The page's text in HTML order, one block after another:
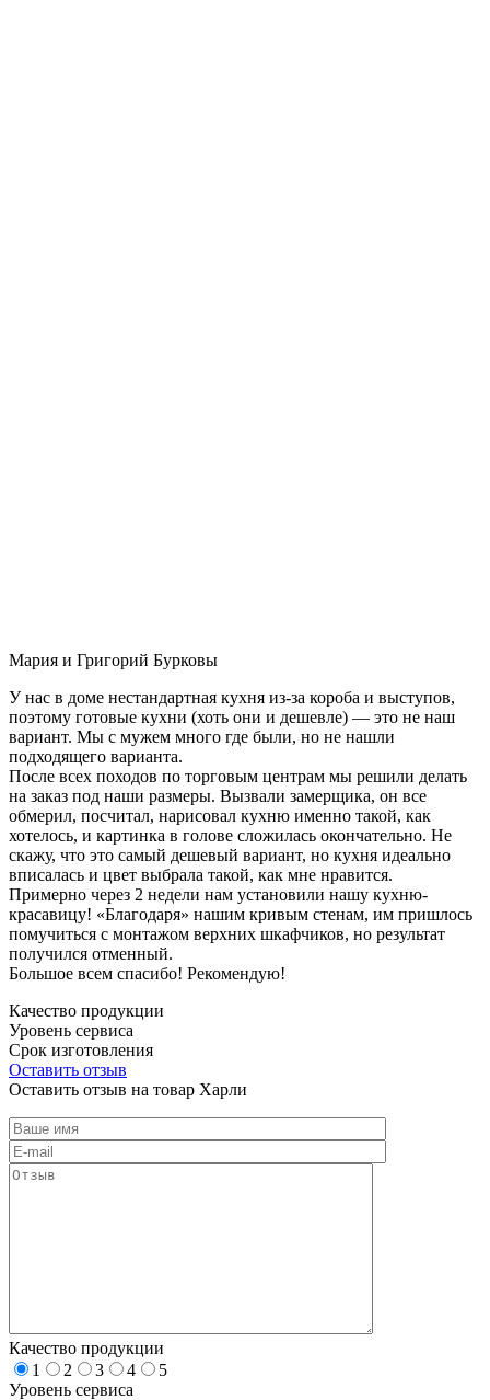
Мария и Григорий Бурковы
У нас в доме нестандартная кухня из-за короба и выступов,
поэтому готовые кухни (хоть они и дешевле) — это не наш
вариант. Мы с мужем много где были, но не нашли
подходящего варианта.
После всех походов по торговым центрам мы решили делать
на заказ под наши размеры. Вызвали замерщика, он все
обмерил, посчитал, нарисовал кухню именно такой, как
хотелось, и картинка в голове сложилась окончательно. Не
скажу, что это самый дешевый вариант, но кухня идеально
вписалась и цвет выбрала такой, как мне нравится.
Примерно через 2 недели нам установили нашу кухню-
красавицу! «Благодаря» нашим кривым стенам, им пришлось
помучиться с монтажом верхних шкафчиков, но результат
получился отменный.
Большое всем спасибо! Рекомендую!
Качество продукции
Уровень сервиса
Срок изготовления
Оставить отзыв
Оставить отзыв на товар Харли
Качество продукции
1
2 3 4
5
Уровень сервиса